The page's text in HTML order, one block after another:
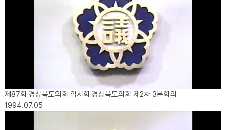
제87회 경상북도의회 임시회 경상북도의회 제2차 3본회의
1994.07.05